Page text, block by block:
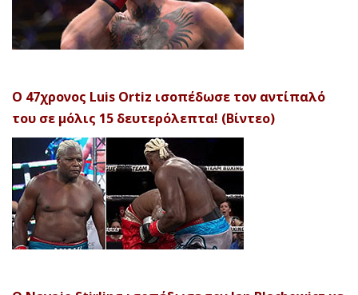
Ο 47χρονος Luis Ortiz ισοπέδωσε τον αντίπαλό
του σε μόλις 15 δευτερόλεπτα! (Βίντεο)